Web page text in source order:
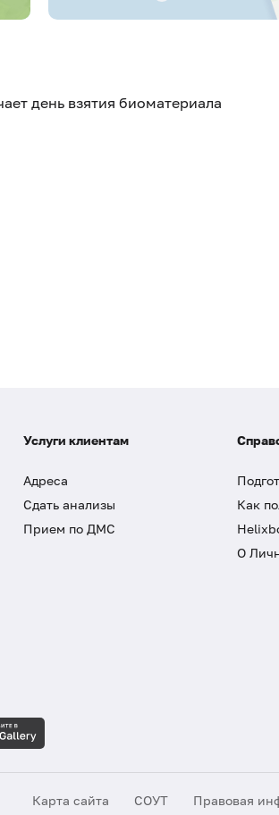
день взятия биоматериала
Услуги клиентам
Адреса
Сдать анализы
Прием по ДМС
Как
О
Карта сайта СОУТ Правовая